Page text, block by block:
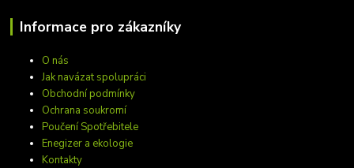
Informace pro zákazníky
O nás
Jak navázat spolupráci
Obchodní podmínky
Ochrana soukromí
Poučení Spotřebitele
Enegizer a ekologie
Kontakty